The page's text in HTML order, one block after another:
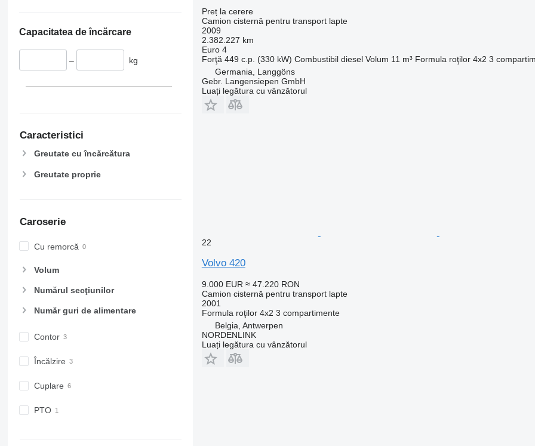
Capacitatea de încărcare
– kg
Caracteristici
Greutate cu încărcătura
Greutate proprie
Caroserie
Cu remorcă
Volum
Numărul secţiunilor
Număr guri de alimentare
Contor
Încălzire
Cuplare
PTO
Preț la cerere
Camion cisternă pentru transport lapte
2009
2.382.227 km
Euro 4
Forţă 449 c.p. (330 kW) Combustibil diesel Volum 11 m³ Formula roţilor 4x2 3
Germania, Langgöns
Gebr. Langensiepen GmbH
Luați legătura cu vânzătorul
22
Volvo 420
9.000 EUR ≈ 47.220 RON
Camion cisternă pentru transport lapte
2001
Formula roţilor 4x2 3 compartimente
Belgia, Antwerpen
NORDENLINK
Luați legătura cu vânzătorul